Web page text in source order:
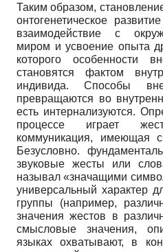
Таким образом,
онтогенетическое
взаимодействие с
миром и усвоение опыта
которого особенности
становятся фактом
индивида. Способы
превращаются во
есть интернализуются.
процессе играет
коммуникация, имеющая
Безусловно.
звуковые жесты или
называл «значащими
универсальный характер
группы (например,
значения жестов в
смысловые значения,
языках охватывают, в